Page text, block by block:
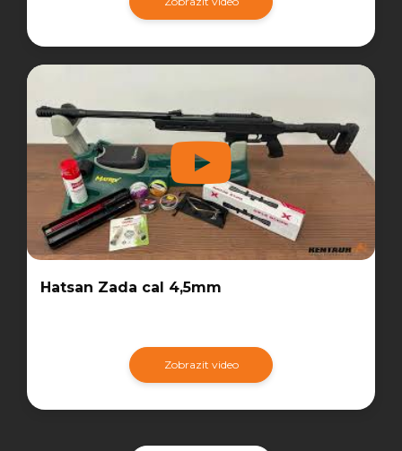
Hatsan Zada cal 4,5mm
Zobrazit video